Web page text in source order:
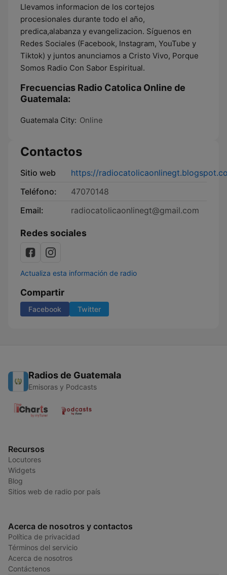
Llevamos informacion de los cortejos
procesionales durante todo el año,
predica,alabanza y evangelizacion. Síguenos en
Redes Sociales (Facebook, Instagram, YouTube y
Tiktok) y juntos anunciamos a Cristo Vivo, Porque
Somos Radio Con Sabor Espiritual.
Frecuencias Radio Catolica Online de
Guatemala:
Guatemala City: Online
Contactos
Sitio web
https://
Teléfono:
47070148
Email:
radiocatolicaonlinegt@gmail.com
Redes sociales
Actualiza esta información de radio
Compartir
Facebook Twitter
Radios de Guatemala
Emisoras y Podcasts
Recursos
Locutores
Widgets
Blog
Sitios web de radio por país
Acerca de nosotros y contactos
Política de privacidad
Términos del servicio
Acerca de nosotros
Contáctenos